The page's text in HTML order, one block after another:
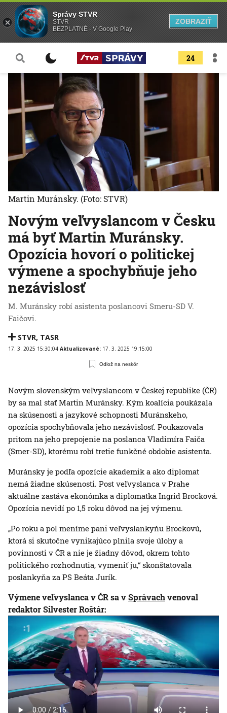
24
Novým veľvyslancom v Česku
má byť Martin Muránsky.
Opozícia hovorí o politickej
výmene a spochybňuje jeho
nezávislosť
M. Muránsky robí asistenta poslancovi Smeru-SD V.
Faičovi.
STVR, TASR
17. 3. 2025 15:30:04 Aktualizované: 17. 3. 2025 19:15:00
Odlož na neskôr
Martin Muránsky. (Foto: STVR)
Novým slovenským veľvyslancom v Českej republike (ČR)
by sa mal stať Martin Muránsky. Kým koalícia poukázala
na skúsenosti a jazykové schopnosti Muránskeho,
opozícia spochybňovala jeho nezávislosť. Poukazovala
pritom na jeho prepojenie na poslanca Vladimíra Faiča
(Smer-SD), ktorému robí tretie funkčné obdobie asistenta.
Muránsky je podľa opozície akademik a ako diplomat
nemá žiadne skúsenosti. Post veľvyslanca v Prahe
aktuálne zastáva ekonómka a diplomatka Ingrid Brocková.
Opozícia nevidí po 1,5 roku dôvod na jej výmenu.
„Po roku a pol meníme pani veľvyslankyňu Brockovú,
ktorá si skutočne vynikajúco plnila svoje úlohy a
povinnosti v ČR a nie je žiadny dôvod, okrem tohto
politického rozhodnutia, vymeniť ju,“ skonštatovala
poslankyňa za PS Beáta Jurík.
Výmene veľvyslanca v ČR sa vSprávachvenoval
redaktor Silvester Roštár:
Správy STVR
STVR
BEZPLATNÉ - V Google Play
ZOBRAZIŤ